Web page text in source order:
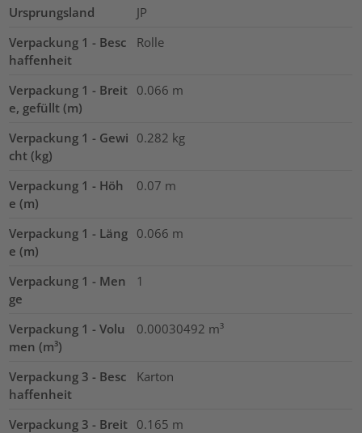
Ursprungsland
JP
Verpackung 1 - Besc
haffenheit
Rolle
Verpackung 1 - Breit
e, gefüllt (m)
0.066 m
Verpackung 1 - Gewi
cht (kg)
0.282 kg
Verpackung 1 - Höh
e (m)
0.07 m
Verpackung 1 - Läng
e (m)
0.066 m
Verpackung 1 - Men
ge
1
Verpackung 1 - Volu
men (m³)
0.00030492 m³
Verpackung 3 - Besc
haffenheit
Karton
Verpackung 3 - Breit 0.165 m